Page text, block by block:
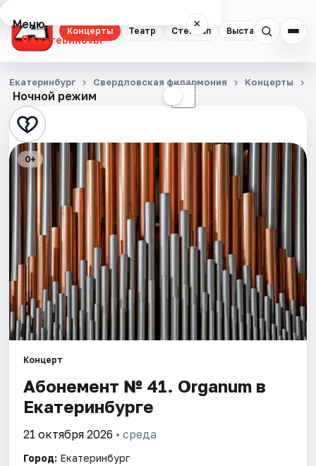
Концерты Театр Стендап Выставки
Меню ×
Екатеринбург
Концерты
Театр
Стендап
Квесты
Экскурсии
Спорт
События
Площадки
Артисты
Ночной режим ☾
Екатеринбург Свердловская филармония Концерты
0+
Концерт
Абонемент № 41. Organum в
Екатеринбурге
21 октября 2026 • среда
Город: Екатеринбург